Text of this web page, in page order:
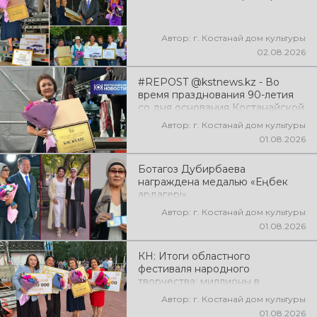
Автор: г. Костанай дом культуры
02.08.2026
#REPOST @kstnews.kz - Во
время празднования 90-летия
со дня основания Костанайской
области подвели итоги 38-го
фестиваля самодеятельного
Автор: г. Костанай дом культуры
01.08.2026
Ботагоз Дубирбаева
награждена медалью «Еңбек
ардагері»
Автор: г. Костанай дом культуры
01.08.2026
КН: Итоги областного
фестиваля народного
творчества: миллионы в
культуруАвтор: г. Костанай дом культуры
01.08.2026